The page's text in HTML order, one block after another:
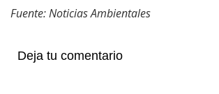
Fuente: Noticias Ambientales
Deja tu comentario